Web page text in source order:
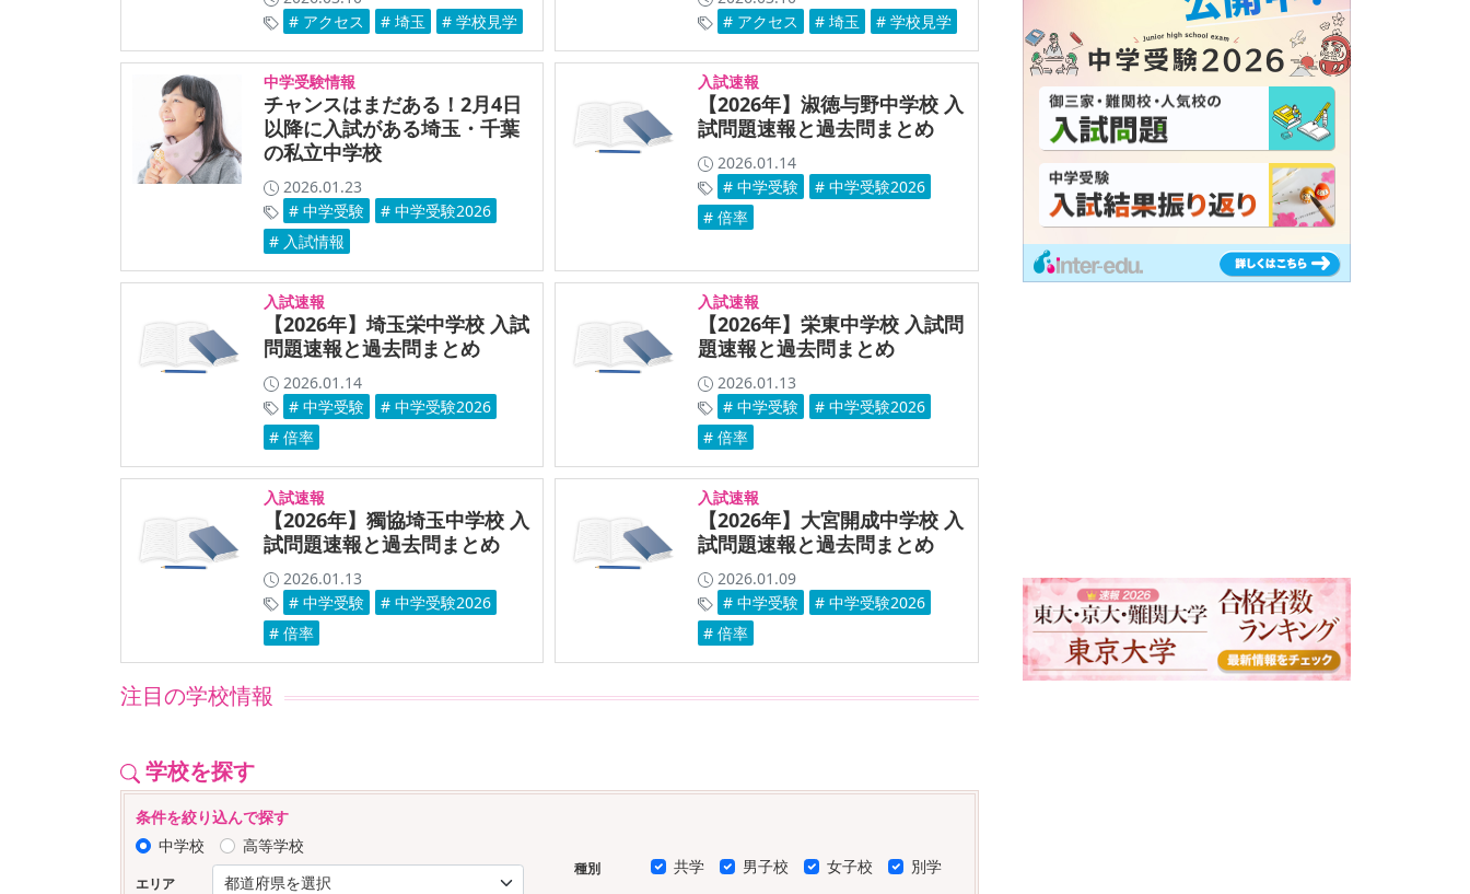
# アクセス
# 埼玉 # 学校見学
# アクセス
# 埼玉 # 学校見学
中学受験情報
チャンスはまだある！2月4日
以降に入試がある埼玉・千葉
の私立中学校
2026.01.23
# 中学受験
# 中学受験2026
# 入試情報
入試速報
【2026年】淑徳与野中学校 入
試問題速報と過去問まとめ
2026.01.14
# 中学受験
# 中学受験2026
# 倍率
入試速報
【2026年】埼玉栄中学校 入試
問題速報と過去問まとめ
2026.01.14
# 中学受験
# 中学受験2026
# 倍率
入試速報
【2026年】栄東中学校 入試問
題速報と過去問まとめ
2026.01.13
# 中学受験
# 中学受験2026
# 倍率
入試速報
【2026年】獨協埼玉中学校 入
試問題速報と過去問まとめ
2026.01.13
# 中学受験
# 中学受験2026
# 倍率
入試速報
【2026年】大宮開成中学校 入
試問題速報と過去問まとめ
2026.01.09
# 中学受験
# 中学受験2026
# 倍率
注目の学校情報
学校を探す
条件を絞り込んで探す
中学校
高等学校
エリア
種別 共学 男子校 女子校 別学